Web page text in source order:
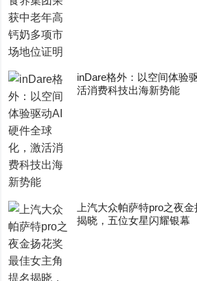
inDare格外：以空间体验
活消费科技出海新势能
上汽大众帕萨特pro之夜
揭晓，五位女星闪耀银幕